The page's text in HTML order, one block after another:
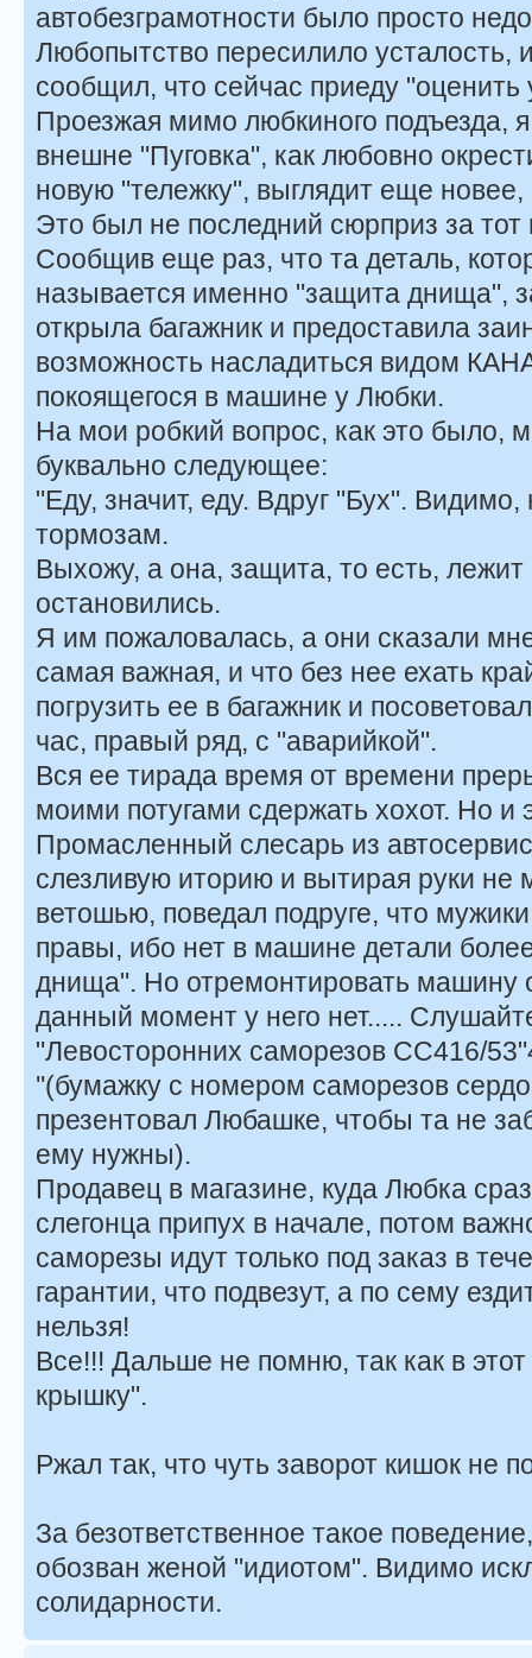
автобезграмотности было просто
Любопытство пересилило усталость,
сообщил, что сейчас приеду
Проезжая мимо любкиного подъезда,
внешне "Пуговка", как любовно
новую "тележку", выглядит еще
Это был не последний сюрприз за тот
Сообщив еще раз, что та деталь,
называется именно "защита днища",
открыла багажник и предоставила
возможность насладиться видом
покоящегося в машине у Любки.
На мои робкий вопрос, как это было,
буквально следующее:
"Еду, значит, еду. Вдруг "Бух".
тормозам.
Выхожу, а она, защита, то есть,
остановились.
Я им пожаловалась, а они сказали
самая важная, и что без нее ехать
погрузить ее в багажник и
час, правый ряд, с "аварийкой".
Вся ее тирада время от времени
моими потугами сдержать хохот. Но и
Промасленный слесарь из
слезливую иторию и вытирая руки не
ветошью, поведал подруге, что
правы, ибо нет в машине детали
днища". Но отремонтировать машину
данный момент у него нет.....
"Левосторонних саморезов СС416/
''(бумажку с номером саморезов
презентовал Любашке, чтобы та не
ему нужны).
Продавец в магазине, куда Любка
слегонца припух в начале, потом
саморезы идут только под заказ в
гарантии, что подвезут, а по сему
нельзя!
Все!!! Дальше не помню, так как в
крышку".
Ржал так, что чуть заворот кишок не
За безответственное такое
обозван женой "идиотом". Видимо
солидарности.